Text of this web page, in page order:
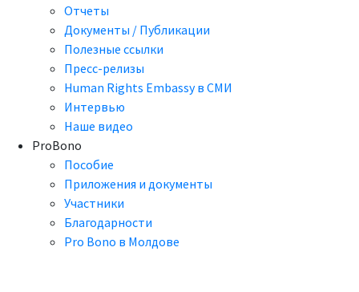
Отчеты
Документы / Публикации
Полезные ссылки
Пресс-релизы
Human Rights Embassy в СМИ
Интервью
Наше видео
ProBono
Пособие
Приложения и документы
Участники
Благодарности
Pro Bono в Молдове